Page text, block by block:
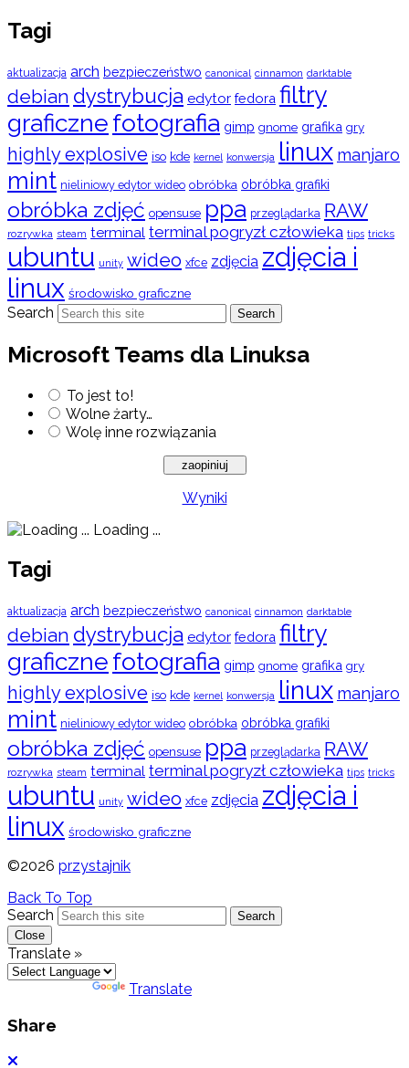
Tagi
aktualizacja arch bezpieczeństwo canonical cinnamon darktable
debian dystrybucja edytor fedora filtry
graficznefotografia gimp gnome grafika gry
highly explosive iso kde kernel konwersja linux manjaro
mint nieliniowy edytor wideo obróbka obróbka grafiki
obróbka zdjęć opensuse ppa przeglądarka RAW
rozrywka steam terminal terminal pogryzł człowieka tips tricks
ubuntu unity wideo xfce zdjęcia zdjęcia i
linux środowisko graficzne
Search Search
Microsoft Teams dla Linuksa
To jest to!
Wolne żarty…
Wolę inne rozwiązania
Wyniki
Loading ...
Tagi
aktualizacja arch bezpieczeństwo canonical cinnamon darktable
debian dystrybucja edytor fedora filtry
graficznefotografia gimp gnome grafika gry
highly explosive iso kde kernel konwersja linux manjaro
mint nieliniowy edytor wideo obróbka obróbka grafiki
obróbka zdjęć opensuse ppa przeglądarka RAW
rozrywka steam terminal terminal pogryzł człowieka tips tricks
ubuntu unity wideo xfce zdjęcia zdjęcia i
linux środowisko graficzne
©2026 przystajnik
Back To Top
Search
Search
Close
Translate »
Translate
Share